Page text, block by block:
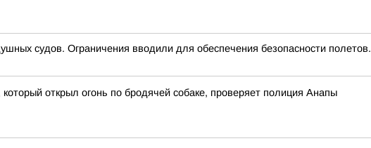
судов. Ограничения вводили для обеспечения безопасности полетов.
открыл огонь по бродячей собаке, проверяет полиция Анапы